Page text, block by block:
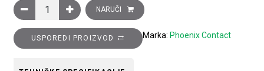
Kliješta špic, plosnata s ručkama izoliranim do 1000VAC, tip:
NARUČI
USPOREDI PROIZVOD Marka: Phoenix Contact